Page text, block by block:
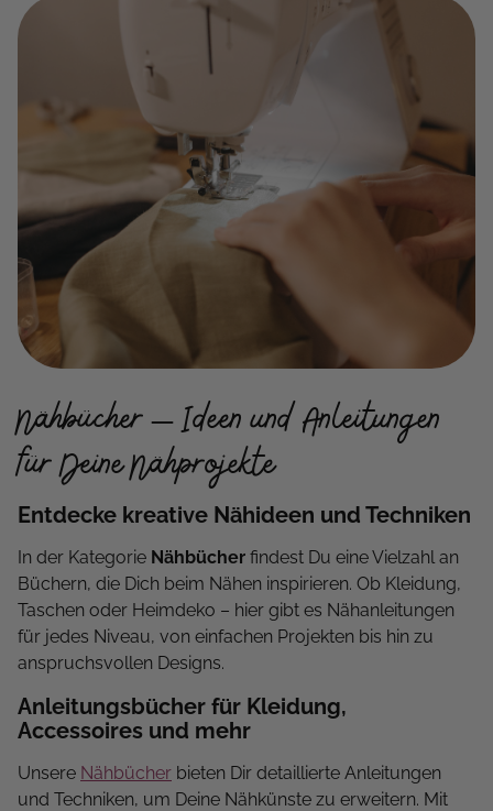
Nähbücher – Ideen und Anleitungen
für Deine Nähprojekte
Entdecke kreative Nähideen und Techniken
In der Kategorie Nähbücher findest Du eine Vielzahl an
Büchern, die Dich beim Nähen inspirieren. Ob Kleidung,
Taschen oder Heimdeko – hier gibt es Nähanleitungen
für jedes Niveau, von einfachen Projekten bis hin zu
anspruchsvollen Designs.
Anleitungsbücher für Kleidung,
Accessoires und mehr
Unsere Nähbücher bieten Dir detaillierte Anleitungen
und Techniken, um Deine Nähkünste zu erweitern. Mit